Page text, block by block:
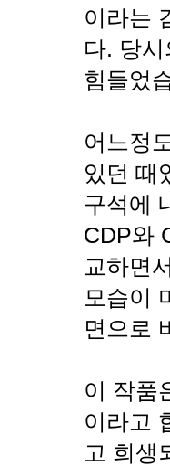
이라는
다. 당
힘들었
어느정
있던 때
구석에
CDP와
교하면
모습이
면으로
이 작품
이라고
고 희생